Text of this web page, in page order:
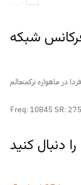
شبکه
Freq: 10845 SR:
دنبال کنید